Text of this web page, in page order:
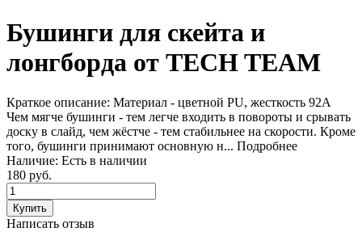
Бушинги для скейта и
лонгборда от TECH TEAM
Краткое описание: Материал - цветной PU, жесткость 92А
Чем мягче бушинги - тем легче входить в повороты и срывать
доску в слайд, чем жёстче - тем стабильнее на скорости. Кроме
того, бушинги принимают основную н... Подробнее
Наличие: Есть в наличии
180 руб.
Написать отзыв